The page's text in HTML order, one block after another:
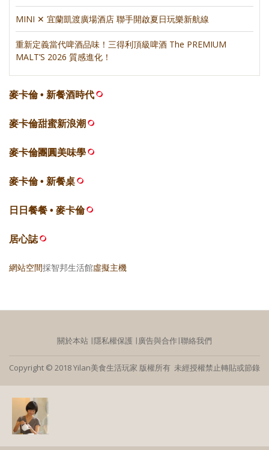
MINI ✕ 宜蘭凱渡廣場酒店 聯手開啟夏日玩樂新航線
重新定義當代啤酒品味！三得利頂級啤酒 The PREMIUM
MALT’S 2026 質感進化！
麥卡倫 • 新餐酒時代
麥卡倫甜蜜新浪潮
麥卡倫團圓美味學
麥卡倫 • 新餐桌
日日餐餐 • 麥卡倫
居心誌
網站空間採智邦生活館虛擬主機
關於本站 ∣隱私權保護 ∣ 廣告與合作∣聯絡我們
Copyright © 2018 Yilan美食生活玩家 版權所有 未經授權禁止轉貼或節錄